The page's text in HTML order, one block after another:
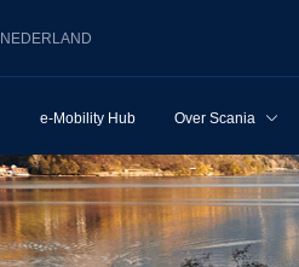
NEDERLAND
e-Mobility Hub Over Scania